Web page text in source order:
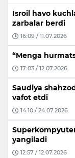
Isroil havo
zarbalar berdi
16:09 / 11.07.2026
“Menga
17:03 / 12.07.2026
Saudiya
vafot etdi
14:10 / 24.07.2026
yangiladi
12:57 / 12.07.2026